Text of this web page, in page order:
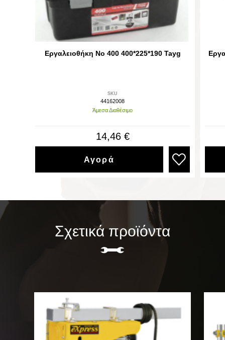
Εργαλειοθήκη Νο 400 400*225*190 Tayg
SKU
44162008
Άμεσα Διαθέσιμο
14,46 €
Αγορά
Σχετικά προϊόντα